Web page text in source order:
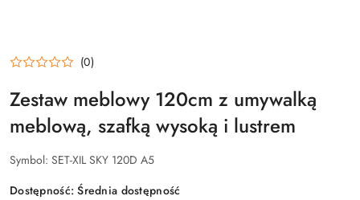
(0)
Zestaw meblowy 120cm z umywalką
meblową, szafką wysoką i lustrem
Symbol: SET-XIL SKY 120D A5
Dostępność:Średnia dostępność